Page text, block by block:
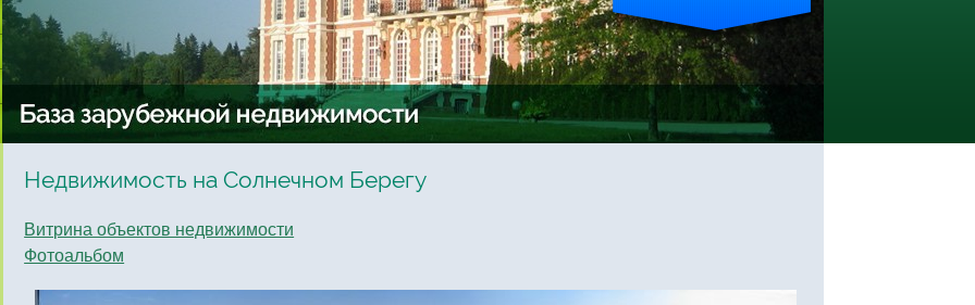
Недвижимость на Солнечном Берегу
Витрина объектов недвижимости
Фотоальбом